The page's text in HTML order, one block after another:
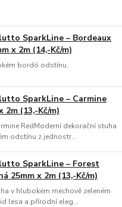
SparkLine – Bordeaux
x 2m (14,-Kč/m)
bordó odstínu.
SparkLine – Carmine
2m (13,-Kč/m)
RedModerní dekorační stuha
odstínu z jednostr...
SparkLine – Forest
25mm x 2m (13,-Kč/m)
v hlubokém mechově zeleném
lesa a přírodní eleg...